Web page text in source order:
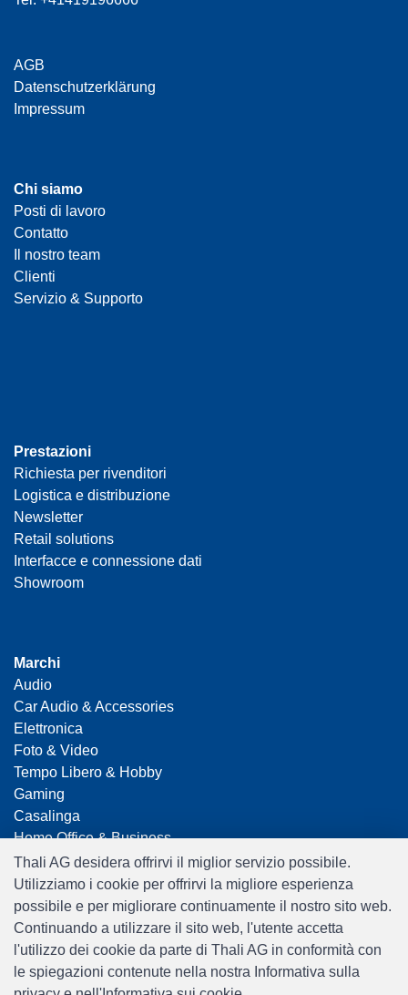
AGB
Datenschutzerklärung
Impressum
Chi siamo
Posti di lavoro
Contatto
Il nostro team
Clienti
Servizio & Supporto
Prestazioni
Richiesta per rivenditori
Logistica e distribuzione
Newsletter
Retail solutions
Interfacce e connessione dati
Showroom
Marchi
Audio
Car Audio & Accessories
Elettronica
Foto & Video
Tempo Libero & Hobby
Gaming
Casalinga
Home Office & Business
Merchandising
Smart Home
Giocattoli
Travel
Thali AG desidera offrirvi il miglior servizio possibile.
Utilizziamo i cookie per offrirvi la migliore esperienza
possibile e per migliorare continuamente il nostro sito web.
Continuando a utilizzare il sito web, l'utente accetta
l'utilizzo dei cookie da parte di Thali AG in conformità con
le spiegazioni contenute nella nostra Informativa sulla